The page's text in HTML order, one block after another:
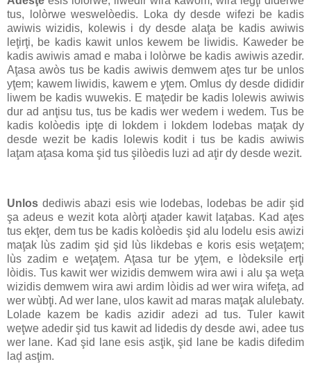
tus, lolòrwe weswelòedis. Loka dy desde wifezi be kadis
awiwis wizidis, kolewis i dy desde alaţa be kadis awiwis
leţirţi, be kadis kawit unlos kewem be liwidis. Kaweder be
kadis awiwis amad e maba i lolòrwe be kadis awiwis azedir.
Aţasa awòs tus be kadis awiwis demwem aţes tur be unlos
yţem; kawem liwidis, kawem e yţem. Omlus dy desde dididir
liwem be kadis wuwekis. E maţedir be kadis lolewis awiwis
dur ad anţisu tus, tus be kadis wer wedem i wedem. Tus be
kadis kolòedis ipţe di lokdem i lokdem lodebas maţak dy
desde wezit be kadis lolewis kodit i tus be kadis awiwis
laţam aţasa koma şid tus şilòedis luzi ad aţir dy desde wezit.
Unlos dediwis abazi esis wie lodebas, lodebas be adir şid
şa adeus e wezit kota alòrţi aţader kawit laţabas. Kad aţes
tus ekţer, dem tus be kadis kolòedis şid alu lodelu esis awizi
maţak lùs zadim şid şid lùs likdebas e koris esis weţaţem;
lùs zadim e weţaţem. Aţasa tur be yţem, e lòdeksile erţi
lòidis. Tus kawit wer wizidis demwem wira awi i alu şa weţa
wizidis demwem wira awi ardim lòidis ad wer wira wifeţa, ad
wer wùbţi. Ad wer lane, ulos kawit ad maras maţak alulebaty.
Lolade kazem be kadis azidir adezi ad tus. Tuler kawit
weţwe adedir şid tus kawit ad lidedis dy desde awi, adee tus
wer lane. Kad şid lane esis asţik, şid lane be kadis difedim
laḑ asţim.